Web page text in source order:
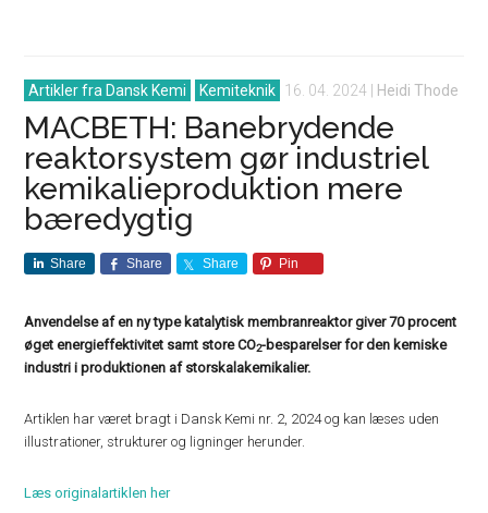
Artikler fra Dansk Kemi Kemiteknik 16. 04. 2024 Heidi Thode
MACBETH: Banebrydende
reaktorsystem gør industriel
kemikalieproduktion mere
bæredygtig
Share Share Share Pin
Anvendelse af en ny type katalytisk membranreaktor giver 70 procent
øget energieffektivitet samt store CO2-besparelser for den kemiske
industri i produktionen af storskalakemikalier.
Artiklen har været bragt i Dansk Kemi nr. 2, 2024 og kan læses uden
illustrationer, strukturer og ligninger herunder.
Læs originalartiklen her